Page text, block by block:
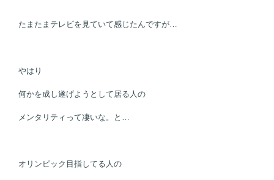
たまたまテレビを見ていて感じたんですが…
やはり
何かを成し遂げようとして居る人の
メンタリティって凄いな。と…
オリンピック目指してる人の